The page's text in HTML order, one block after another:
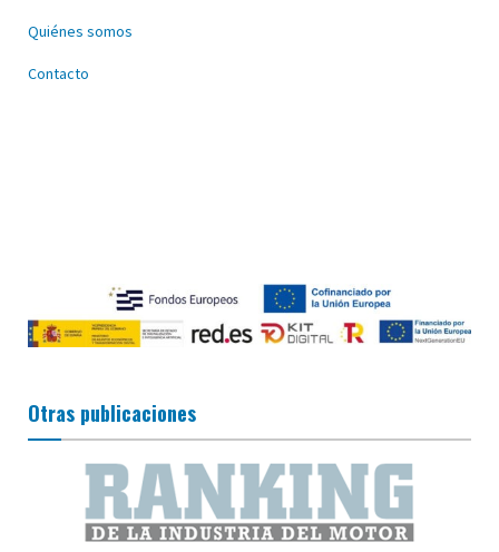
Quiénes somos
Contacto
Otras publicaciones